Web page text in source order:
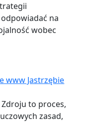
na
wobec
www Jastrzębie
to proces,
zasad,